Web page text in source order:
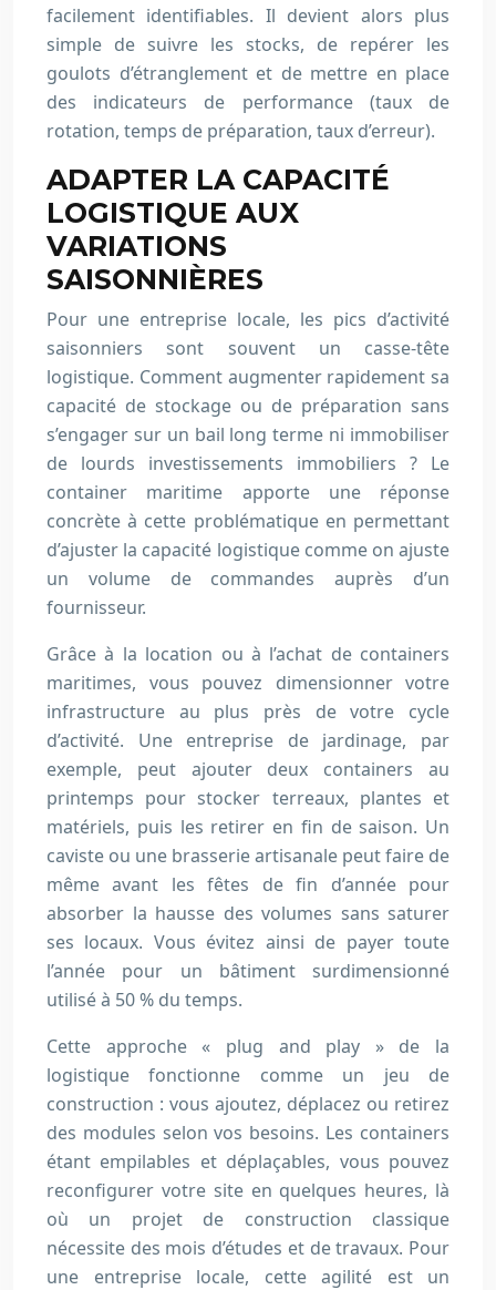
facilement identifiables. Il devient alors plus
simple de suivre les stocks, de repérer les
goulots d’étranglement et de mettre en place
des indicateurs de performance (taux de
rotation, temps de préparation, taux d’erreur).
ADAPTER LA CAPACITÉ
LOGISTIQUE AUX
VARIATIONS
SAISONNIÈRES
Pour une entreprise locale, les pics d’activité
saisonniers sont souvent un casse-tête
logistique. Comment augmenter rapidement sa
capacité de stockage ou de préparation sans
s’engager sur un bail long terme ni immobiliser
de lourds investissements immobiliers ? Le
container maritime apporte une réponse
concrète à cette problématique en permettant
d’ajuster la capacité logistique comme on ajuste
un volume de commandes auprès d’un
fournisseur.
Grâce à la location ou à l’achat de containers
maritimes, vous pouvez dimensionner votre
infrastructure au plus près de votre cycle
d’activité. Une entreprise de jardinage, par
exemple, peut ajouter deux containers au
printemps pour stocker terreaux, plantes et
matériels, puis les retirer en fin de saison. Un
caviste ou une brasserie artisanale peut faire de
même avant les fêtes de fin d’année pour
absorber la hausse des volumes sans saturer
ses locaux. Vous évitez ainsi de payer toute
l’année pour un bâtiment surdimensionné
utilisé à 50 % du temps.
Cette approche « plug and play » de la
logistique fonctionne comme un jeu de
construction : vous ajoutez, déplacez ou retirez
des modules selon vos besoins. Les containers
étant empilables et déplaçables, vous pouvez
reconfigurer votre site en quelques heures, là
où un projet de construction classique
nécessite des mois d’études et de travaux. Pour
une entreprise locale, cette agilité est un